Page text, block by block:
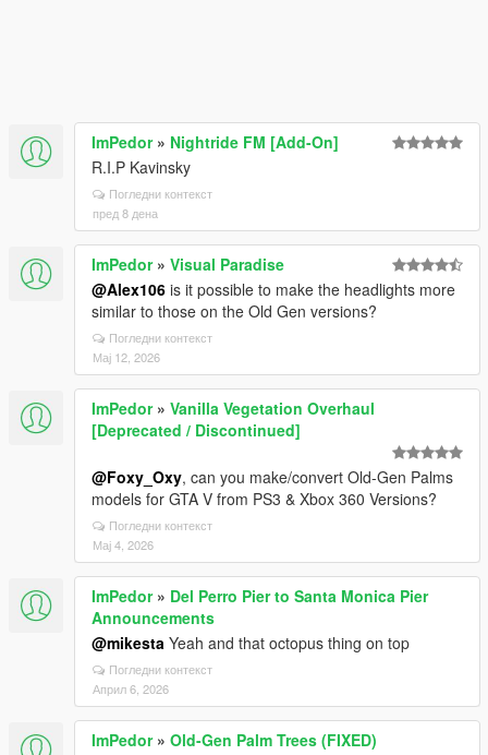
ImPedor» Nightride FM [Add-On]
R.I.P Kavinsky
Погледни контекст
пред 8 дена
ImPedor» Visual Paradise
@Alex106 is it possible to make the headlights more
similar to those on the Old Gen versions?
Погледни контекст
Мај 12, 2026
ImPedor» Vanilla Vegetation Overhaul
[Deprecated / Discontinued]
@Foxy_Oxy, can you make/convert Old-Gen Palms
models for GTA V from PS3 & Xbox 360 Versions?
Погледни контекст
Мај 4, 2026
ImPedor» Del Perro Pier to Santa Monica Pier
Announcements
@mikesta Yeah and that octopus thing on top
Погледни контекст
Април 6, 2026
ImPedor» Old-Gen Palm Trees (FIXED)